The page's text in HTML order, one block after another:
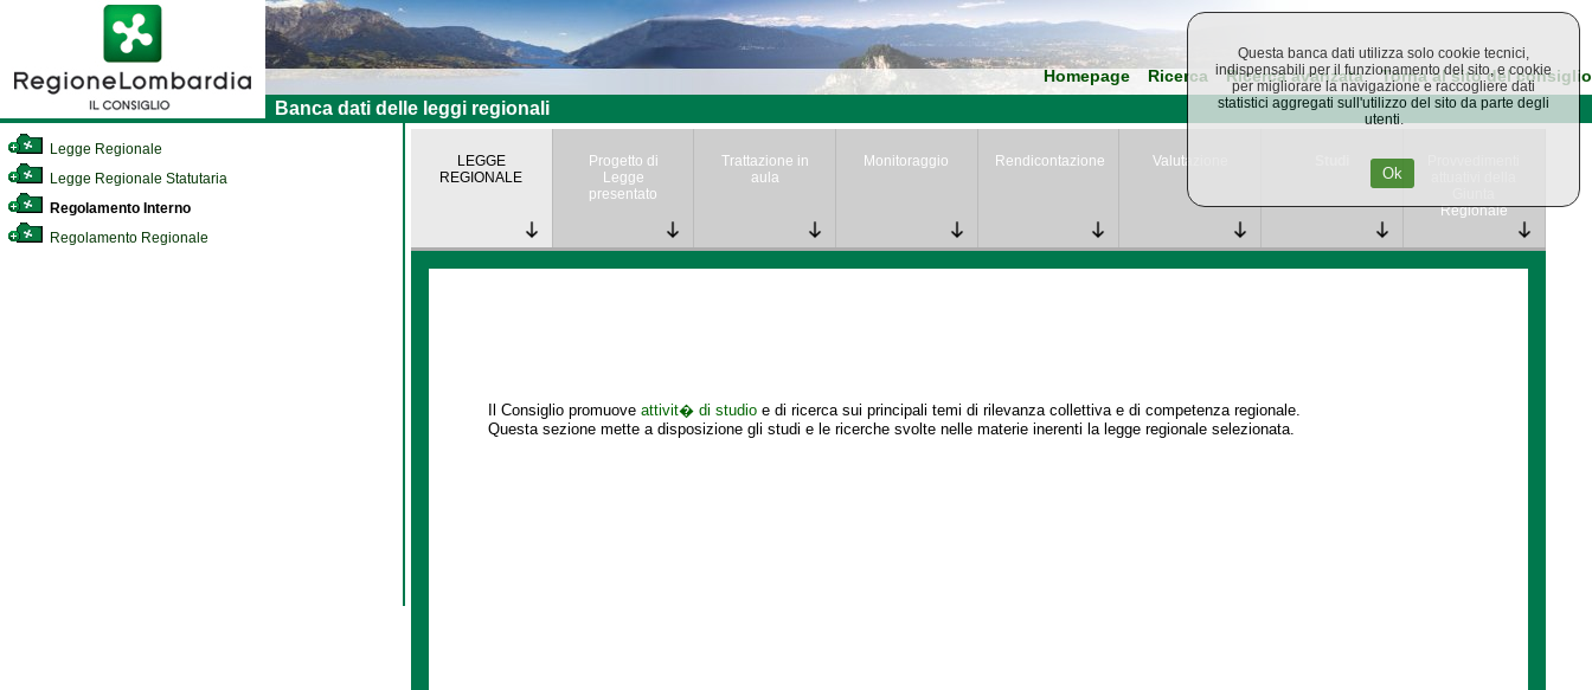
Homepage Ricerca Ricerca avanzata Torna al sito del consiglio
Banca dati delle leggi regionali
Legge Regionale
Legge Regionale Statutaria
Regolamento Interno
Regolamento Regionale
LEGGE
REGIONALE
Progetto di
Legge
presentato
Trattazione in
aula
Monitoraggio Rendicontazione Valutazione
Regionale
Il Consiglio promuove attivit� di studio e di ricerca sui principali temi di rilevanza collettiva e di competenza regionale.
Questa sezione mette a disposizione gli studi e le ricerche svolte nelle materie inerenti la legge regionale selezionata.
Questa banca dati utilizza solo cookie tecnici,
indispensabili per il funzionamento del sito, e cookie
per migliorare la navigazione e raccogliere dati
statistici aggregati sull'utilizzo del sito da parte degli
utenti.
Ok